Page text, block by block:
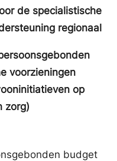
de specialistische
regionaal
voorzieningen
op
zorg)
budget